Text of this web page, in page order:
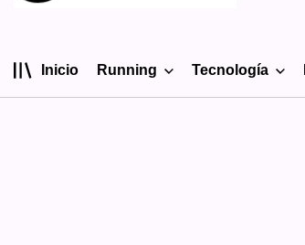
Inicio Running Tecnología